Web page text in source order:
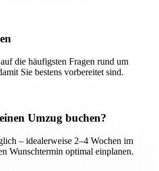
die häufigsten Fragen rund um
Sie bestens vorbereitet sind.
Umzug buchen?
– idealerweise 2–4 Wochen im
Wunschtermin optimal einplanen.